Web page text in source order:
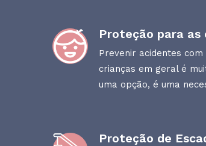
Proteção para as
Prevenir acidentes com
crianças em geral é
uma opção, é uma
Proteção de